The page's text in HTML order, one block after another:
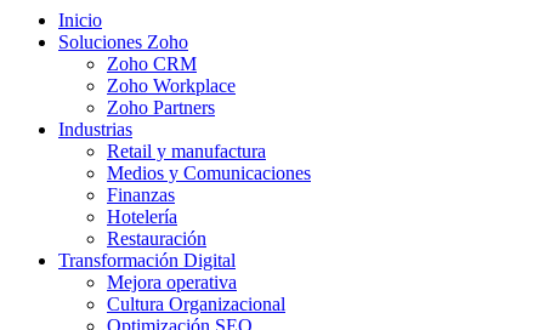
Inicio
Soluciones Zoho
Zoho CRM
Zoho Workplace
Zoho Partners
Industrias
Retail y manufactura
Medios y Comunicaciones
Finanzas
Hotelería
Restauración
Transformación Digital
Mejora operativa
Cultura Organizacional
Optimización SEO